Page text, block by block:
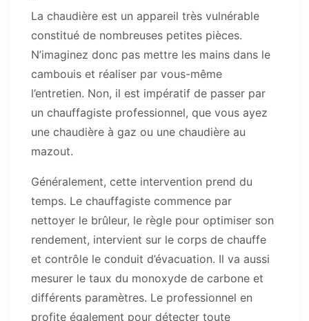
La chaudière est un appareil très vulnérable
constitué de nombreuses petites pièces.
N’imaginez donc pas mettre les mains dans le
cambouis et réaliser par vous-même
l’entretien. Non, il est impératif de passer par
un chauffagiste professionnel, que vous ayez
une chaudière à gaz ou une chaudière au
mazout.
Généralement, cette intervention prend du
temps. Le chauffagiste commence par
nettoyer le brûleur, le règle pour optimiser son
rendement, intervient sur le corps de chauffe
et contrôle le conduit d’évacuation. Il va aussi
mesurer le taux du monoxyde de carbone et
différents paramètres. Le professionnel en
profite également pour détecter toute